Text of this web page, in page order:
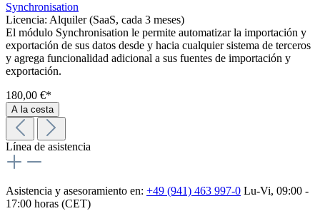
Synchronisation
Licencia: Alquiler (SaaS, cada 3 meses)
El módulo Synchronisation le permite automatizar la importación y
exportación de sus datos desde y hacia cualquier sistema de terceros
y agrega funcionalidad adicional a sus fuentes de importación y
exportación.
180,00 €*
A la cesta
Línea de asistencia
Asistencia y asesoramiento en: +49 (941) 463 997-0 Lu-Vi, 09:00 -
17:00 horas (CET)